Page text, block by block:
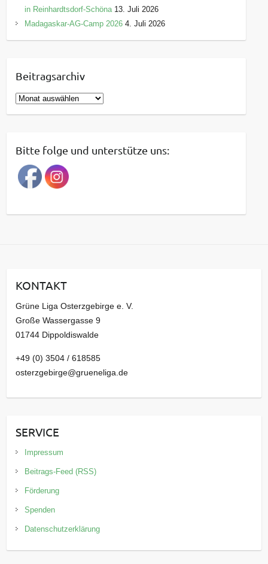
in Reinhardtsdorf-Schöna 13. Juli 2026
Madagaskar-AG-Camp 2026 4. Juli 2026
Beitragsarchiv
B
e
r
a
g
a
v
Bitte folge und unterstütze uns:
KONTAKT
Grüne Liga Osterzgebirge e. V.
Große Wassergasse 9
01744 Dippoldiswalde
+49 (0) 3504 / 618585
osterzgebirge@grueneliga.de
SERVICE
Impressum
Beitrags-Feed (RSS)
Förderung
Spenden
Datenschutzerklärung